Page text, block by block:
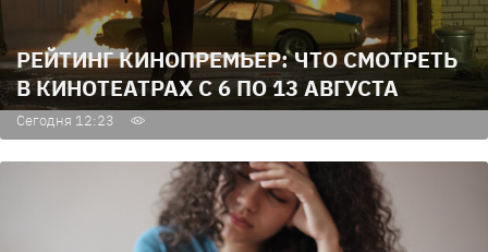
РЕЙТИНГ КИНОПРЕМЬЕР: ЧТО СМОТРЕТЬ
В КИНОТЕАТРАХ С 6 ПО 13 АВГУСТА
Сегодня 12:23